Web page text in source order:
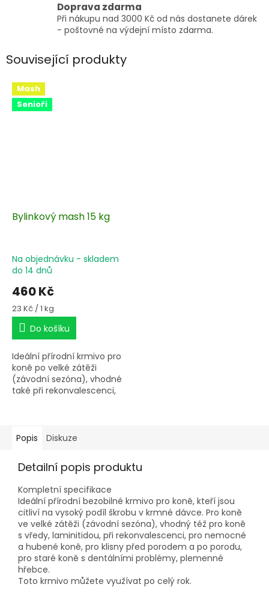
Doprava zdarma
Při nákupu nad 3000 Kč od nás dostanete dárek
- poštovné na výdejní místo zdarma.
Související produkty
Mash
Senioři
Bylinkový mash 15 kg
Na objednávku - skladem
do 14 dnů
460 Kč
Měrná
cena:
23 Kč / 1 kg
Do košíku
Ideální přírodní krmivo pro
koně po velké zátěži
(závodní sezóna), vhodné
také při rekonvalescenci,
staré koně s dentálními
problémy a plemenné
Popis Diskuze
Detailní popis produktu
Kompletní specifikace
Ideální přírodní bezobilné krmivo pro koně, kteří jsou
citliví na vysoký podíl škrobu v krmné dávce. Pro koně
ve velké zátěži (závodní sezóna), vhodný též pro koně
s vředy, laminitidou, při rekonvalescenci, pro nemocné
a hubené koně, pro klisny před porodem a po porodu,
pro staré koně s dentálními problémy, plemenné
hřebce.
Toto krmivo můžete využívat po celý rok.